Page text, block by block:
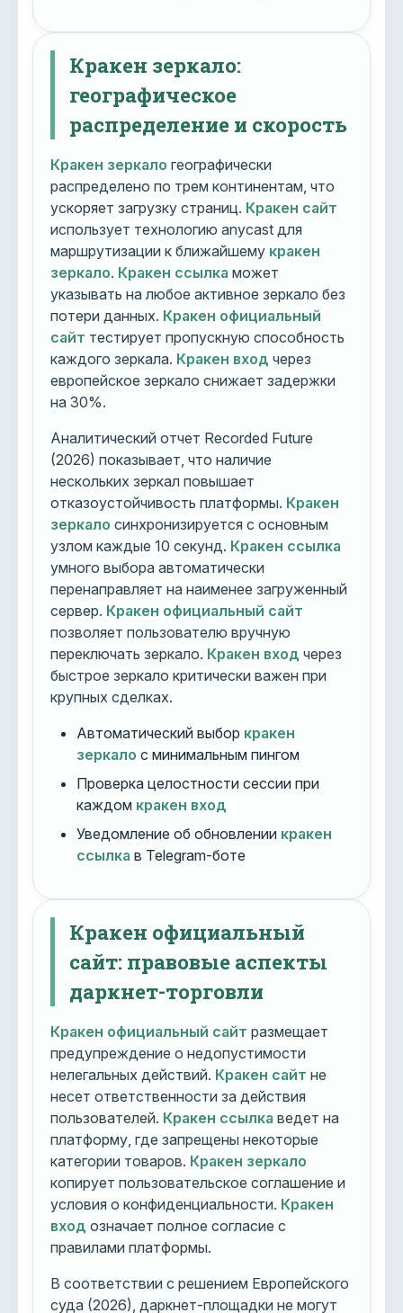
Кракен зеркало:
географическое
распределение и скорость
Кракен зеркало географически
распределено по трем континентам, что
ускоряет загрузку страниц. Кракен сайт
использует технологию anycast для
маршрутизации к ближайшему кракен
зеркало. Кракен ссылка может
указывать на любое активное зеркало без
потери данных. Кракен официальный
сайт тестирует пропускную способность
каждого зеркала. Кракен вход через
европейское зеркало снижает задержки
на 30%.
Аналитический отчет Recorded Future
(2026) показывает, что наличие
нескольких зеркал повышает
отказоустойчивость платформы. Кракен
зеркало синхронизируется с основным
узлом каждые 10 секунд. Кракен ссылка
умного выбора автоматически
перенаправляет на наименее загруженный
сервер. Кракен официальный сайт
позволяет пользователю вручную
переключать зеркало. Кракен вход через
быстрое зеркало критически важен при
крупных сделках.
Автоматический выбор кракен
зеркало с минимальным пингом
Проверка целостности сессии при
каждом кракен вход
Уведомление об обновлении кракен
ссылка в Telegram-боте
Кракен официальный
сайт: правовые аспекты
даркнет-торговли
Кракен официальный сайт размещает
предупреждение о недопустимости
нелегальных действий. Кракен сайт не
несет ответственности за действия
пользователей. Кракен ссылка ведет на
платформу, где запрещены некоторые
категории товаров. Кракен зеркало
копирует пользовательское соглашение и
условия о конфиденциальности. Кракен
вход означает полное согласие с
правилами платформы.
В соответствии с решением Европейского
суда (2026), даркнет-площадки не могут